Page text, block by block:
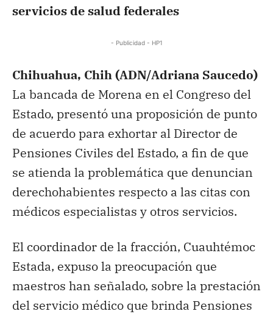
servicios de salud federales
- Publicidad - HP1
Chihuahua, Chih (ADN/Adriana Saucedo)
La bancada de Morena en el Congreso del
Estado, presentó una proposición de punto
de acuerdo para exhortar al Director de
Pensiones Civiles del Estado, a fin de que
se atienda la problemática que denuncian
derechohabientes respecto a las citas con
médicos especialistas y otros servicios.
El coordinador de la fracción, Cuauhtémoc
Estada, expuso la preocupación que
maestros han señalado, sobre la prestación
del servicio médico que brinda Pensiones